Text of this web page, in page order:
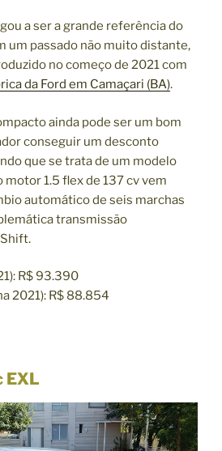
a ser a grande referência do
um passado não muito distante,
no começo de 2021 com
da Ford em Camaçari (BA).
ainda pode ser um bom
conseguir um desconto
que se trata de um modelo
motor 1.5 flex de 137 cv vem
automático de seis marchas
transmissão
R$ 93.390
2021): R$ 88.854
EXL